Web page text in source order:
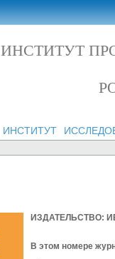
ИНСТИТУТ
ИНСТИТУТ
ИЗДАТЕЛЬСТВО:
В этом номере